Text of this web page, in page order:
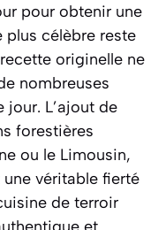
pour obtenir une
plus célèbre reste
originelle ne
nombreuses
jour. L’ajout de
forestières
ou le Limousin,
véritable fierté
de terroir